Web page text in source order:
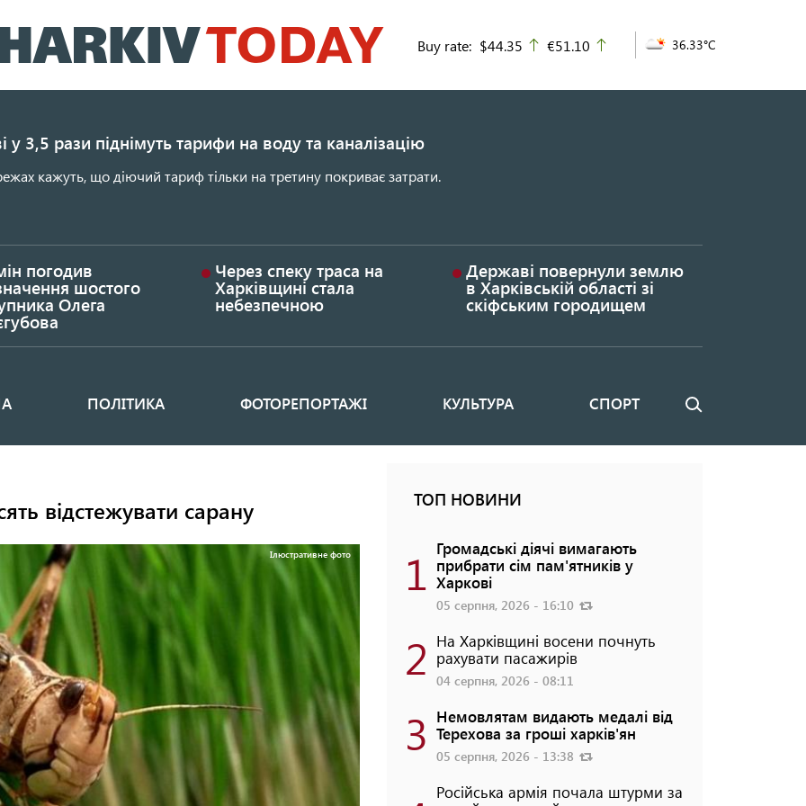
до
основного
Buy rate: $44.35 up
€51.10 36.33°C
у 3,5 рази піднімуть тарифи на воду та каналізацію
кажуть, що діючий тариф тільки на третину покриває затрати.
погодив
шостого
Олега
Через спеку траса на
Харківщині стала
небезпечною
Державі повернули землю
в Харківській області зі
скіфським городищем
ПОЛІТИКА ФОТОРЕПОРТАЖІ КУЛЬТУРА СПОРТ Пошук
відстежувати сарану
Ілюстративне фото
ТОП НОВИНИ
1 Громадські діячі вимагають
прибрати сім пам'ятників у
Харкові
05 серпня, 2026 - 16:10
2 На Харківщині восени почнуть
рахувати пасажирів
04 серпня, 2026 - 08:11
3 Немовлятам видають медалі від
Терехова за гроші харків'ян
05 серпня, 2026 - 13:38
Російська армія почала штурми за